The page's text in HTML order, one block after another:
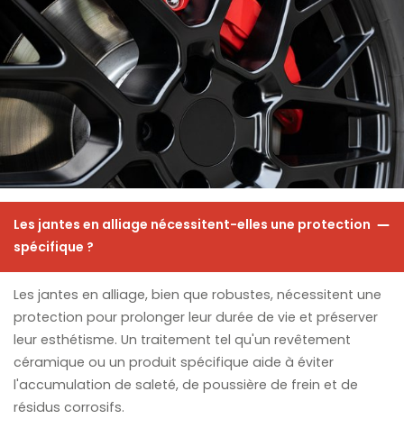
Les jantes en alliage nécessitent-elles une protection
spécifique ?
Les jantes en alliage, bien que robustes, nécessitent une
protection pour prolonger leur durée de vie et préserver
leur esthétisme. Un traitement tel qu'un revêtement
céramique ou un produit spécifique aide à éviter
l'accumulation de saleté, de poussière de frein et de
résidus corrosifs.